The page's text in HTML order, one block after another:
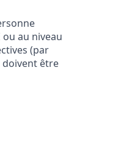
au niveau
(par
doivent être